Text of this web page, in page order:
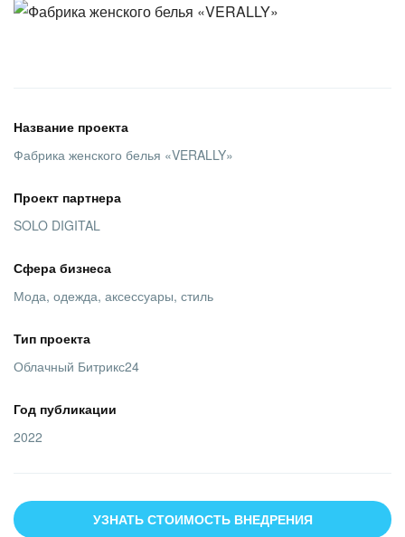
Название проекта
Фабрика женского белья «VERALLY»
Проект партнера
SOLO DIGITAL
Сфера бизнеса
Мода, одежда, аксессуары, стиль
Тип проекта
Облачный Битрикс24
Год публикации
2022
УЗНАТЬ СТОИМОСТЬ ВНЕДРЕНИЯ